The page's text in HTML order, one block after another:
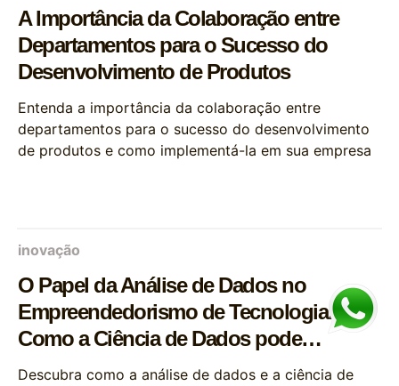
A Importância da Colaboração entre
Departamentos para o Sucesso do
Desenvolvimento de Produtos
Entenda a importância da colaboração entre
departamentos para o sucesso do desenvolvimento
de produtos e como implementá-la em sua empresa
inovação
O Papel da Análise de Dados no
Empreendedorismo de Tecnologia:
Como a Ciência de Dados pode
Impulsionar o Crescimento
Descubra como a análise de dados e a ciência de